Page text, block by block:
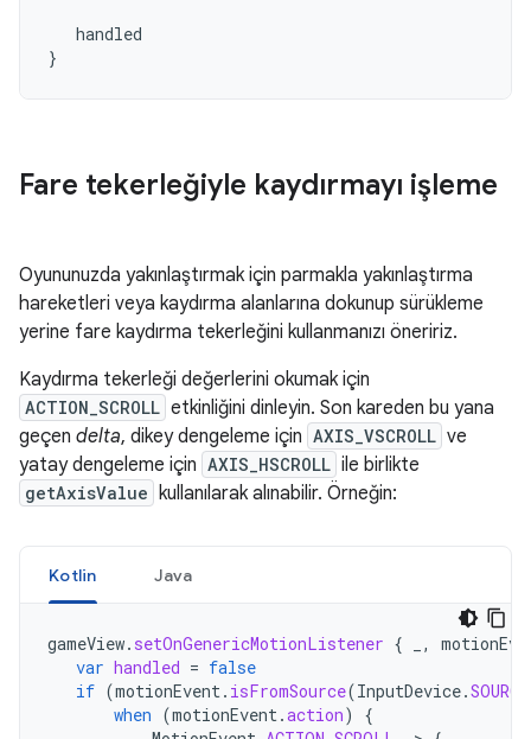
handled
}
Fare tekerleğiyle kaydırmayı işleme
Oyununuzda yakınlaştırmak için parmakla yakınlaştırma
hareketleri veya kaydırma alanlarına dokunup sürükleme
yerine fare kaydırma tekerleğini kullanmanızı öneririz.
Kaydırma tekerleği değerlerini okumak için
ACTION_SCROLL etkinliğini dinleyin. Son kareden bu yana
geçen delta, dikey dengeleme için AXIS_VSCROLL ve
yatay dengeleme için AXIS_HSCROLL ile birlikte
getAxisValue kullanılarak alınabilir. Örneğin:
Kotlin Java
gameView. setOnGenericMotionListener { ,
var handled = false
if (motionEvent. isFromSource(InputDevice.
when (motionEvent.action)
{